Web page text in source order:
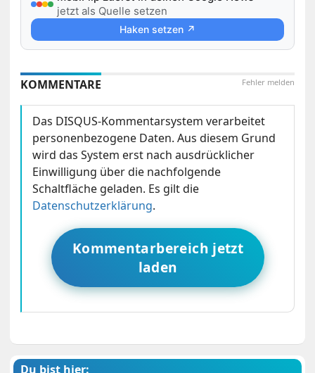
jetzt als Quelle setzen
Haken setzen ↗
Fehler melden
KOMMENTARE
Das DISQUS-Kommentarsystem verarbeitet
personenbezogene Daten. Aus diesem Grund
wird das System erst nach ausdrücklicher
Einwilligung über die nachfolgende
Schaltfläche geladen. Es gilt die
Datenschutzerklärung.
Kommentarbereich jetzt
laden
Du bist hier: